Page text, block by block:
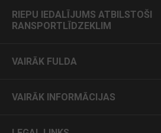
RIEPU IEDALĪJUMS ATBILSTOŠI
RANSPORTLĪDZEKLIM
VAIRĀK FULDA
VAIRĀK INFORMĀCIJAS